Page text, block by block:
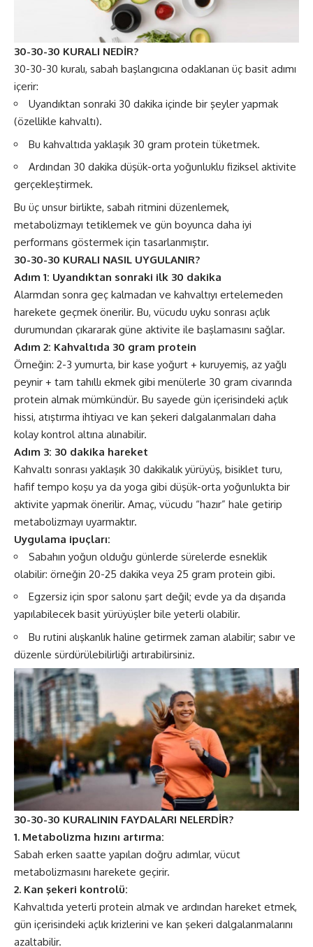
30-30-30 KURALI NEDİR?
30-30-30 kuralı, sabah başlangıcına odaklanan üç basit adımı
içerir:
Uyandıktan sonraki 30 dakika içinde bir şeyler yapmak
(özellikle kahvaltı).
Bu kahvaltıda yaklaşık 30 gram protein tüketmek.
Ardından 30 dakika düşük-orta yoğunluklu fiziksel aktivite
gerçekleştirmek.
Bu üç unsur birlikte, sabah ritmini düzenlemek,
metabolizmayı tetiklemek ve gün boyunca daha iyi
performans göstermek için tasarlanmıştır.
30-30-30 KURALI NASIL UYGULANIR?
Adım 1: Uyandıktan sonraki ilk 30 dakika
Alarmdan sonra geç kalmadan ve kahvaltıyı ertelemeden
harekete geçmek önerilir. Bu, vücudu uyku sonrası açlık
durumundan çıkararak güne aktivite ile başlamasını sağlar.
Adım 2: Kahvaltıda 30 gram protein
Örneğin: 2-3 yumurta, bir kase yoğurt + kuruyemiş, az yağlı
peynir + tam tahıllı ekmek gibi menülerle 30 gram civarında
protein almak mümkündür. Bu sayede gün içerisindeki açlık
hissi, atıştırma ihtiyacı ve kan şekeri dalgalanmaları daha
kolay kontrol altına alınabilir.
Adım 3: 30 dakika hareket
Kahvaltı sonrası yaklaşık 30 dakikalık yürüyüş, bisiklet turu,
hafif tempo koşu ya da yoga gibi düşük-orta yoğunlukta bir
aktivite yapmak önerilir. Amaç, vücudu “hazır” hale getirip
metabolizmayı uyarmaktır.
Uygulama ipuçları:
Sabahın yoğun olduğu günlerde sürelerde esneklik
olabilir: örneğin 20-25 dakika veya 25 gram protein gibi.
Egzersiz için spor salonu şart değil; evde ya da dışarıda
yapılabilecek basit yürüyüşler bile yeterli olabilir.
Bu rutini alışkanlık haline getirmek zaman alabilir; sabır ve
düzenle sürdürülebilirliği artırabilirsiniz.
30-30-30 KURALININ FAYDALARI NELERDİR?
1. Metabolizma hızını artırma:
Sabah erken saatte yapılan doğru adımlar, vücut
metabolizmasını harekete geçirir.
2. Kan şekeri kontrolü:
Kahvaltıda yeterli protein almak ve ardından hareket etmek,
gün içerisindeki açlık krizlerini ve kan şekeri dalgalanmalarını
azaltabilir.